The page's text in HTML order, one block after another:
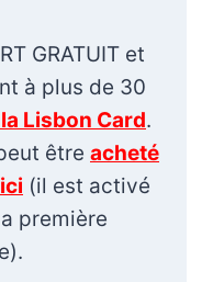
GRATUIT et
à plus de 30
Lisbon Card.
être acheté
(il est activé
première